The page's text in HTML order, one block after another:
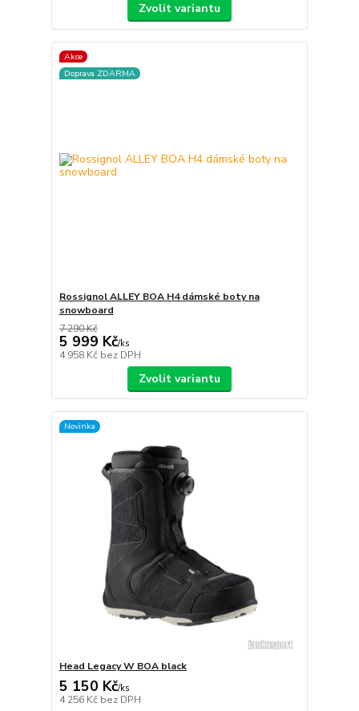
Zvolit variantu
Akce
Doprava ZDARMA
Rossignol ALLEY BOA H4 dámské boty na
snowboard
7 290 Kč
5 999 Kč/ks
4 958 Kč bez DPH
Zvolit variantu
Novinka
Head Legacy W BOA black
5 150 Kč/ks
4 256 Kč bez DPH